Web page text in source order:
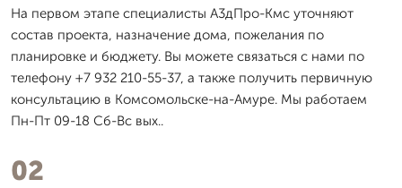
На первом этапе специалисты А3дПро-Кмс уточняют
состав проекта, назначение дома, пожелания по
планировке и бюджету. Вы можете связаться с нами по
телефону +7 932 210-55-37, а также получить первичную
консультацию в Комсомольске-на-Амуре. Мы работаем
Пн-Пт 09-18 Сб-Вс вых..
02